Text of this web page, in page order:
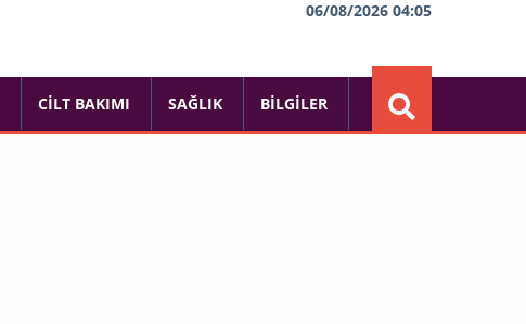
06/08/2026 04:05
CILT BAKIMI SAĞLIK BILGILER